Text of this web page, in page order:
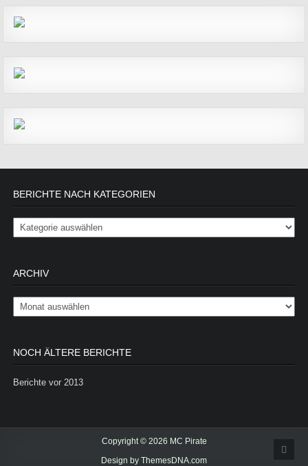
BERICHTE NACH KATEGORIEN
Berichte nach Kategorien
ARCHIV
Archiv
NOCH ÄLTERE BERICHTE
Berichte vor 2013
Copyright © 2026 MC Pirate
Design by ThemesDNA.com